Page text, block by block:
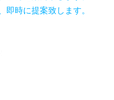
即時に提案致します。